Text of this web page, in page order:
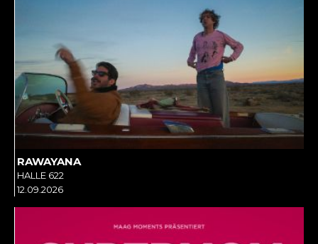
RAWAYANA
HALLE 622
12.09.2026